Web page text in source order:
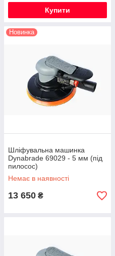
Купити
Новинка
Шліфувальна машинка
Dynabrade 69029 - 5 мм (під
пилосос)
Немає в наявності
13 650 ₴